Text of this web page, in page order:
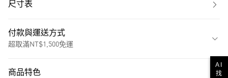
尺寸表
付款與運送方式
超取滿NT$1,500免運
商品特色
AI
找